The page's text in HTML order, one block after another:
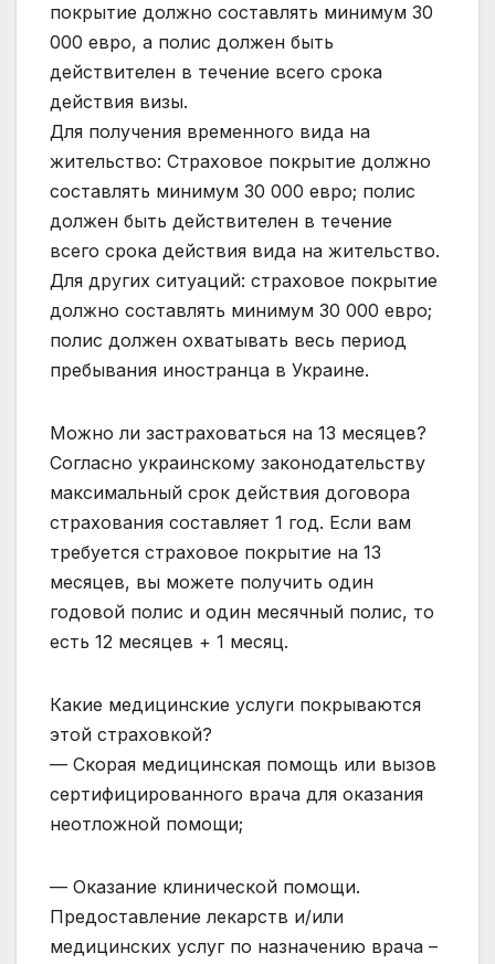
покрытие должно составлять минимум 30
000 евро, а полис должен быть
действителен в течение всего срока
действия визы.
Для получения временного вида на
жительство: Страховое покрытие должно
составлять минимум 30 000 евро; полис
должен быть действителен в течение
всего срока действия вида на жительство.
Для других ситуаций: страховое покрытие
должно составлять минимум 30 000 евро;
полис должен охватывать весь период
пребывания иностранца в Украине.
Можно ли застраховаться на 13 месяцев?
Согласно украинскому законодательству
максимальный срок действия договора
страхования составляет 1 год. Если вам
требуется страховое покрытие на 13
месяцев, вы можете получить один
годовой полис и один месячный полис, то
есть 12 месяцев + 1 месяц.
Какие медицинские услуги покрываются
этой страховкой?
— Скорая медицинская помощь или вызов
сертифицированного врача для оказания
неотложной помощи;
— Оказание клинической помощи.
Предоставление лекарств и/или
медицинских услуг по назначению врача –